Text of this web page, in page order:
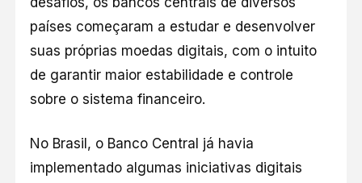
países começaram a estudar e desenvolver
suas próprias moedas digitais, com o intuito
de garantir maior estabilidade e controle
sobre o sistema financeiro.
No Brasil, o Banco Central já havia
implementado algumas iniciativas digitais